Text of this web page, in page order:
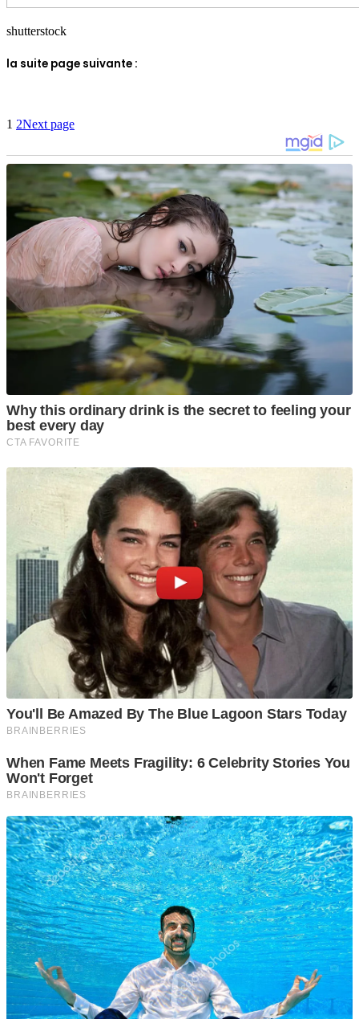
shutterstock
la suite page suivante :
1 2Next page